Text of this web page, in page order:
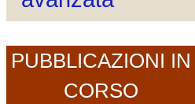
PUBBLICAZIONI IN
CORSO